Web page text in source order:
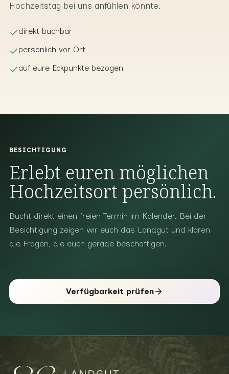
Hochzeitstag bei uns anfühlen könnte.
direkt buchbar
persönlich vor Ort
auf eure Eckpunkte bezogen
BESICHTIGUNG
Erlebt euren möglichen
Hochzeitsort persönlich.
Bucht direkt einen freien Termin im Kalender. Bei der
Besichtigung zeigen wir euch das Landgut und klären
die Fragen, die euch gerade beschäftigen.
Verfügbarkeit prüfen